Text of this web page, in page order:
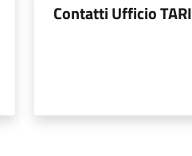
Contatti Ufficio TARI